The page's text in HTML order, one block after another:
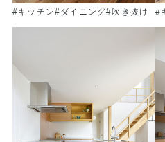
#キッチン#ダイニング#吹き抜け #